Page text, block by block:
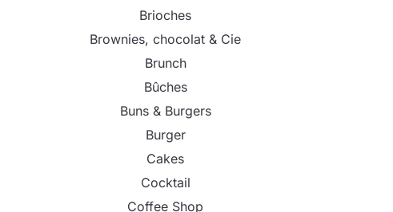
Brioches
Brownies, chocolat & Cie
Brunch
Bûches
Buns & Burgers
Burger
Cakes
Cocktail
Coffee Shop